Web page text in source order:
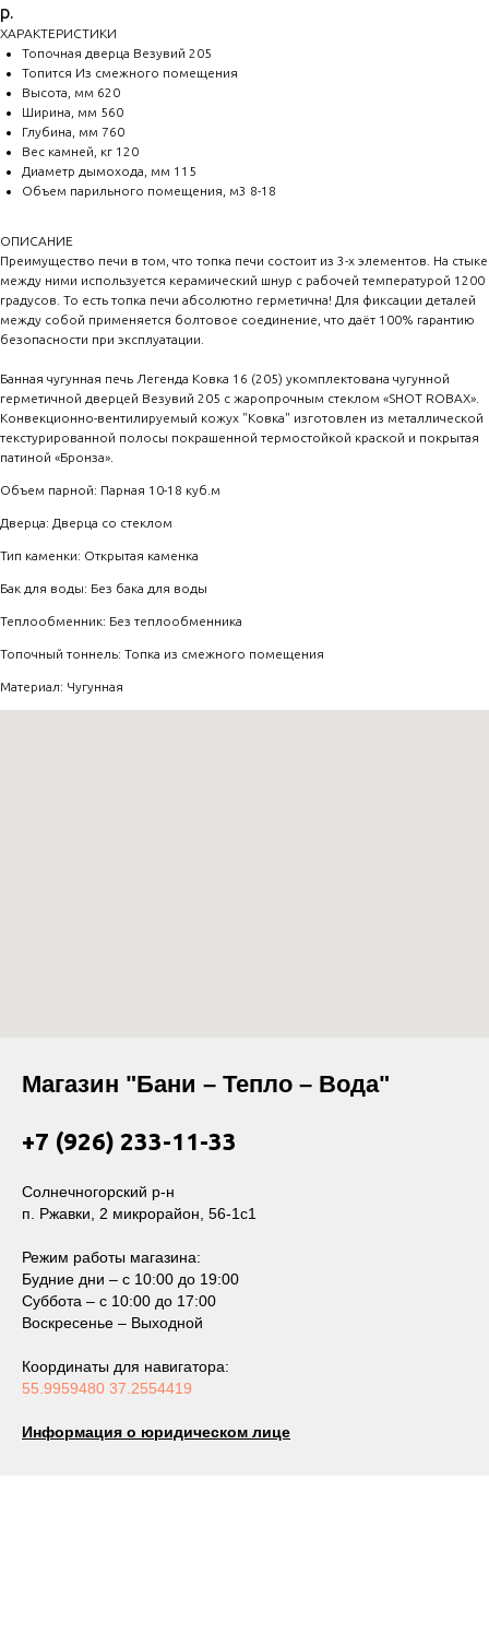
р.
ХАРАКТЕРИСТИКИ
Топочная дверца Везувий 205
Топится Из смежного помещения
Высота, мм 620
Ширина, мм 560
Глубина, мм 760
Вес камней, кг 120
Диаметр дымохода, мм 115
Объем парильного помещения, м3 8-18
ОПИСАНИЕ
Преимущество печи в том, что топка печи состоит из 3-х элементов. На стыке
между ними используется керамический шнур с рабочей температурой 1200
градусов. То есть топка печи абсолютно герметична! Для фиксации деталей
между собой применяется болтовое соединение, что даёт 100% гарантию
безопасности при эксплуатации.
Банная чугунная печь Легенда Ковка 16 (205) укомплектована чугунной
герметичной дверцей Везувий 205 с жаропрочным стеклом «SHOT ROBAX».
Конвекционно-вентилируемый кожух "Ковка" изготовлен из металлической
текстурированной полосы покрашенной термостойкой краской и покрытая
патиной «Бронза».
Объем парной: Парная 10-18 куб.м
Дверца: Дверца со стеклом
Тип каменки: Открытая каменка
Бак для воды: Без бака для воды
Теплообменник: Без теплообменника
Топочный тоннель: Топка из смежного помещения
Материал: Чугунная
Магазин "Бани – Тепло – Вода"
+7 (926) 233-11-33
Солнечногорский р-н
п. Ржавки, 2 микрорайон, 56-1с1
Режим работы магазина:
Будние дни – с 10:00 до 19:00
Суббота – с 10:00 до 17:00
Воскресенье – Выходной
Координаты для навигатора:
55.9959480 37.2554419
Информация о юридическом лице